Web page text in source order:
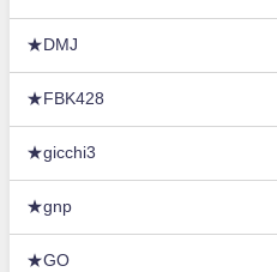
★DMJ
★FBK428
★gicchi3
★gnp
★GO